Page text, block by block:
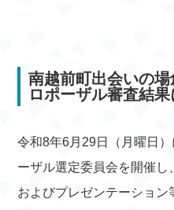
南越前町出会いの
ロポーザル審査結
令和8年6月29日（月曜日
ーザル選定委員会を開催
およびプレゼンテーショ